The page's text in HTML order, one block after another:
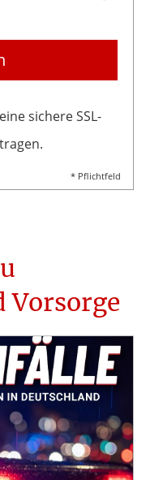
sichere SSL-
* Pflichtfeld
Vorsorge